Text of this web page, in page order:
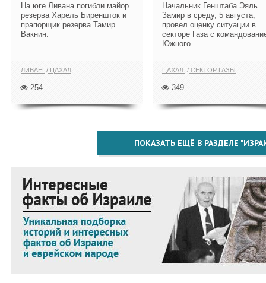
На юге Ливана погибли майор
резерва Харель Биреншток и
прапорщик резерва Тамир
Вакнин.
ЛИВАН ЦАХАЛ
254
Начальник Генштаба Эяль
Замир в среду, 5 августа,
провел оценку ситуации в
секторе Газа с
Южного...
ЦАХАЛ СЕКТОР ГАЗЫ
349
ПОКАЗАТЬ ЕЩЁ В РАЗДЕЛЕ